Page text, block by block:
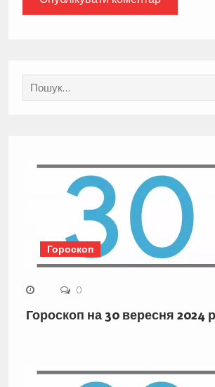
Search
for:
Гороскоп
0
Гороскоп на 30 вересня 2024